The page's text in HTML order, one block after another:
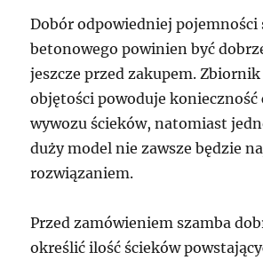
Dobór odpowiedniej pojemności
betonowego powinien być
jeszcze przed zakupem. Zbiornik
objętości powoduje konieczność
wywozu ścieków, natomiast
duży model nie zawsze będzie
rozwiązaniem.
Przed zamówieniem szamba
określić ilość ścieków